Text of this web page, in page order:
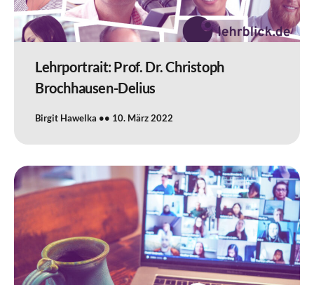
Lehrportrait: Prof. Dr. Christoph
Brochhausen-Delius
Birgit Hawelka 10. März 2022